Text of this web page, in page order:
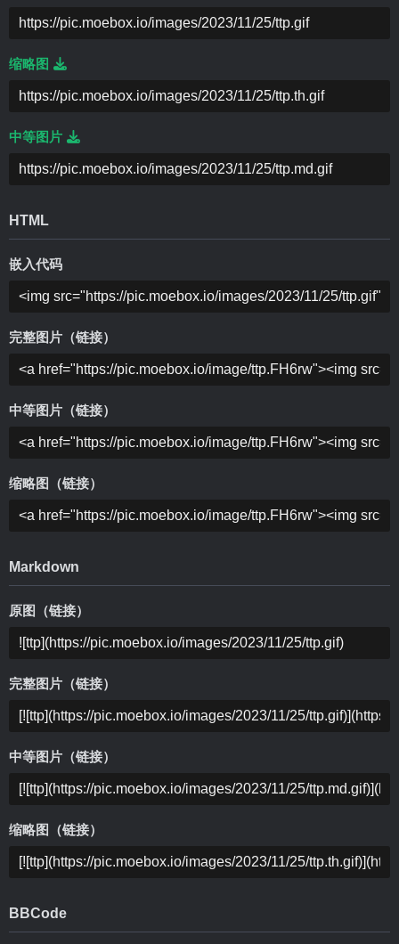
缩略图
中等图片
HTML
嵌入代码
完整图片（链接）
中等图片（链接）
缩略图（链接）
Markdown
原图（链接）
完整图片（链接）
中等图片（链接）
缩略图（链接）
BBCode